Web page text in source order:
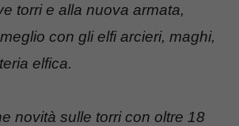
torri e alla nuova armata,
con gli elfi arcieri, maghi,
elfica.
novità sulle torri con oltre 18